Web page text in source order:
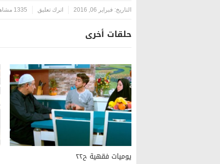
التاريخ: فبراير 06, 2016 اترك تعليق 1335 مشاهدة
حلقات أخرى
يوميات فقهية ح٢٢